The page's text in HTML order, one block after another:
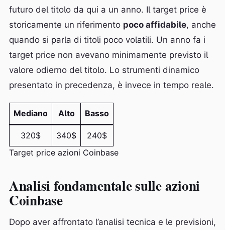
futuro del titolo da qui a un anno. Il target price è
storicamente un riferimento poco affidabile, anche
quando si parla di titoli poco volatili. Un anno fa i
target price non avevano minimamente previsto il
valore odierno del titolo. Lo strumenti dinamico
presentato in precedenza, è invece in tempo reale.
Mediano Alto Basso
320$ 340$
240$
Target price azioni Coinbase
Analisi fondamentale sulle azioni
Coinbase
Dopo aver affrontato l’analisi tecnica e le previsioni,